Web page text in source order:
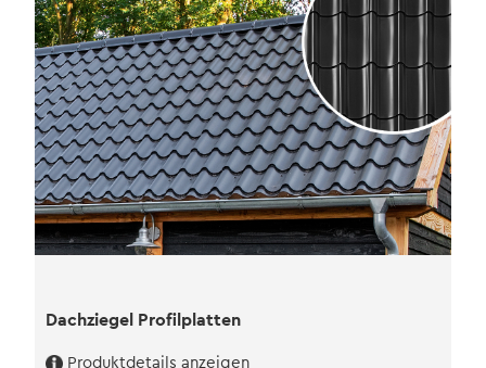
Dachziegel Profilplatten
Produktdetails anzeigen